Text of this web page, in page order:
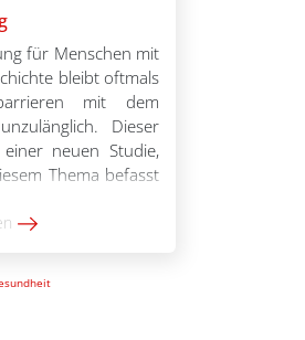
für Menschen mit
bleibt oftmals
mit dem
Dieser
neuen Studie,
Thema befasst
einer qualitativen